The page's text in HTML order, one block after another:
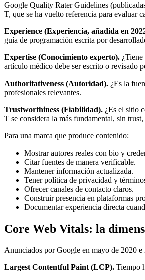
Google Quality Rater Guidelines
T, que se ha vuelto referencia para evaluar
Experience (Experiencia, añadida en
guía de programación escrita por
Expertise (Conocimiento experto).
artículo médico debe ser escrito o revisado
Authoritativeness (Autoridad). ¿Es la
profesionales relevantes.
Trustworthiness (Fiabilidad). ¿Es el sitio
T se considera la más fundamental, sin
Para una marca que produce contenido:
Mostrar autores reales con bio y
Citar fuentes de manera verificable.
Mantener información actualizada.
Tener política de privacidad y
Ofrecer canales de contacto claros.
Construir presencia en plataformas
Documentar experiencia directa
Core Web Vitals: la
Anunciados por Google en mayo de 2020
Largest Contentful Paint (LCP). Tiempo